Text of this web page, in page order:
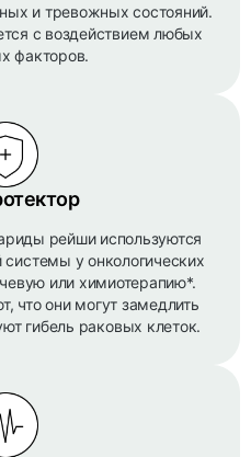
и тревожных состояний.
с воздействием любых
факторов.
рейши используются
у онкологических
или химиотерапию*.
что они могут замедлить
гибель раковых клеток.